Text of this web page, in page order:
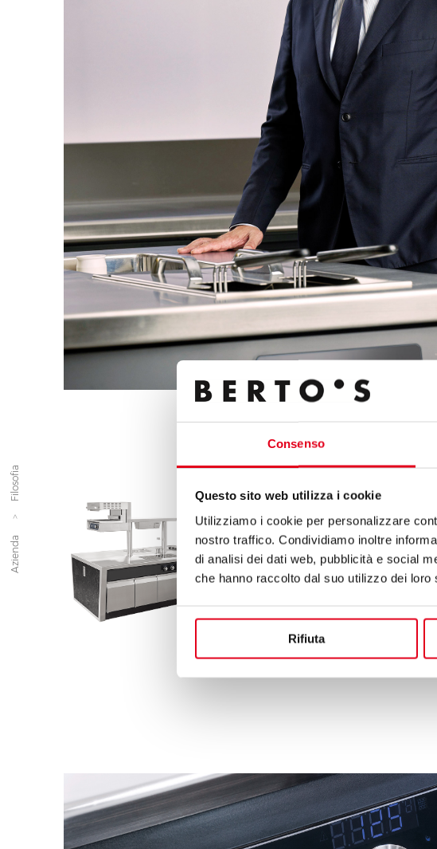
Consenso
Questo sito web utilizza i cookie
Utilizziamo i cookie per personalizzare
nostro traffico. Condividiamo inoltre
di analisi dei dati web, pubblicità e social
che hanno raccolto dal suo utilizzo dei loro
Rifiuta
Azienda
Filosofia Forti
Cucine realizzate e testate
tempo, i nostri prodotti lo
senza timori, solo il migliore
ingredienti che ci
tempo come un nostro